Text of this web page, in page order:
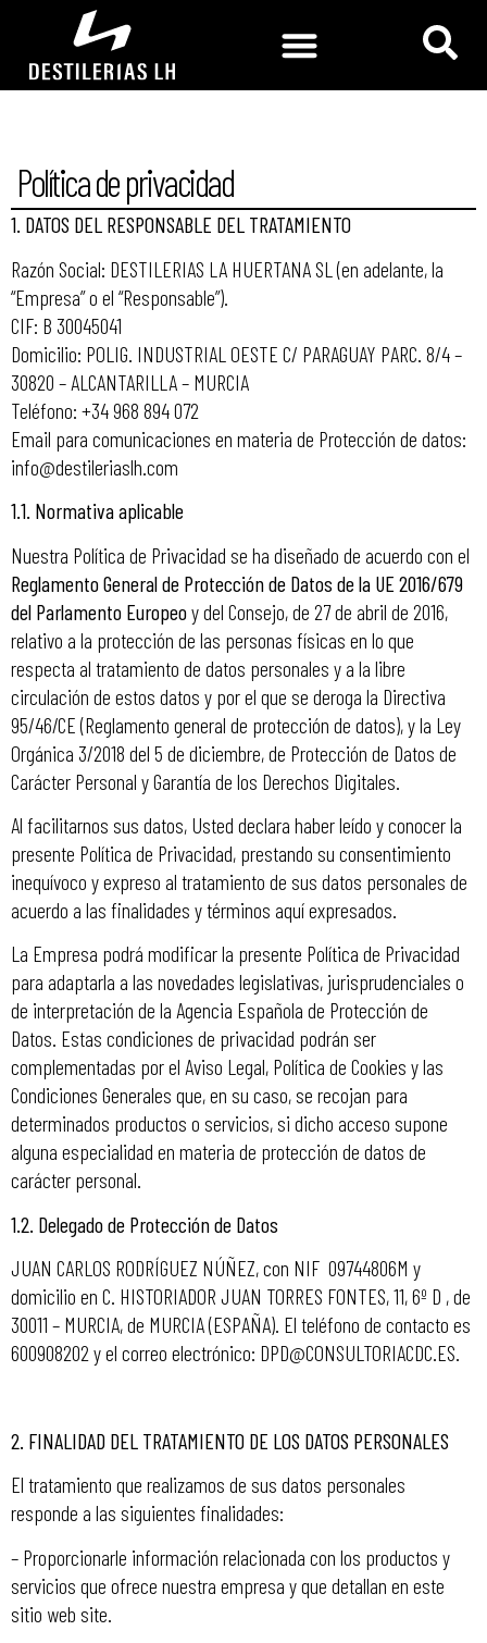
Política de privacidad
1. DATOS DEL RESPONSABLE DEL TRATAMIENTO
Razón Social: DESTILERIAS LA HUERTANA SL (en adelante, la
“Empresa” o el “Responsable”).
CIF: B 30045041
Domicilio: POLIG. INDUSTRIAL OESTE C/ PARAGUAY PARC. 8/4 –
30820 – ALCANTARILLA – MURCIA
Teléfono: +34 968 894 072
Email para comunicaciones en materia de Protección de datos:
info@destileriaslh.com
1.1. Normativa aplicable
Nuestra Política de Privacidad se ha diseñado de acuerdo con el
Reglamento General de Protección de Datos de la UE 2016/679
del Parlamento Europeoy del Consejo, de 27 de abril de 2016,
relativo a la protección de las personas físicas en lo que
respecta al tratamiento de datos personales y a la libre
circulación de estos datos y por el que se deroga la Directiva
95/46/CE (Reglamento general de protección de datos), y la Ley
Orgánica 3/2018 del 5 de diciembre, de Protección de Datos de
Carácter Personal y Garantía de los Derechos Digitales.
Al facilitarnos sus datos, Usted declara haber leído y conocer la
presente Política de Privacidad, prestando su consentimiento
inequívoco y expreso al tratamiento de sus datos personales de
acuerdo a las finalidades y términos aquí expresados.
La Empresa podrá modificar la presente Política de Privacidad
para adaptarla a las novedades legislativas, jurisprudenciales o
de interpretación de la Agencia Española de Protección de
Datos. Estas condiciones de privacidad podrán ser
complementadas por el Aviso Legal, Política de Cookies y las
Condiciones Generales que, en su caso, se recojan para
determinados productos o servicios, si dicho acceso supone
alguna especialidad en materia de protección de datos de
carácter personal.
1.2. Delegado de Protección de Datos
JUAN CARLOS RODRÍGUEZ NÚÑEZ, con NIF 09744806M y
domicilio en C. HISTORIADOR JUAN TORRES FONTES, 11, 6º D , de
30011 – MURCIA, de MURCIA (ESPAÑA). El teléfono de contacto es
600908202 y el correo electrónico: DPD@CONSULTORIACDC.ES.
2. FINALIDAD DEL TRATAMIENTO DE LOS DATOS PERSONALES
El tratamiento que realizamos de sus datos personales
responde a las siguientes finalidades:
– Proporcionarle información relacionada con los productos y
servicios que ofrece nuestra empresa y que detallan en este
sitio web site.